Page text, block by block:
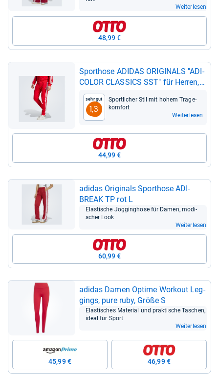
Weiterlesen
48,99 €
Sport­hose ADI­DAS ORI­GI­NALS "ADI­
CO­LOR CLAS­SICS SST" für Her­ren,
Gr. XXL
Sehr gut
1,3
Sport­li­cher Stil mit hohem Tra­ge­
kom­fort
Weiterlesen
44,99 €
adi­das Ori­gi­nals Sport­hose ADI­
BREAK TP rot L
Elas­ti­sche Jog­ging­hose für Damen, modi­
scher Look
Weiterlesen
60,99 €
adi­das Damen Optime Wor­k­out Leg­
gings, pure ruby, Größe S
Elas­ti­sches Mate­rial und prak­ti­sche Taschen,
ideal für Sport
Weiterlesen
45,99 € 46,99 €